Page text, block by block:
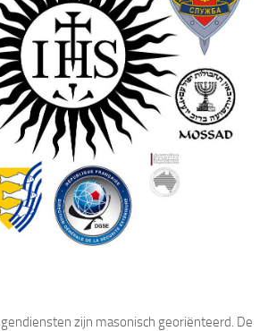
zijn masonisch georiënteerd. De